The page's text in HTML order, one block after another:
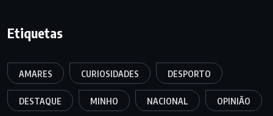
Etiquetas
AMARES CURIOSIDADES DESPORTO
DESTAQUE MINHO NACIONAL OPINIÃO